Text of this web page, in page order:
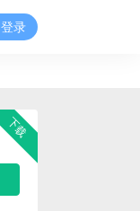
登录
下载